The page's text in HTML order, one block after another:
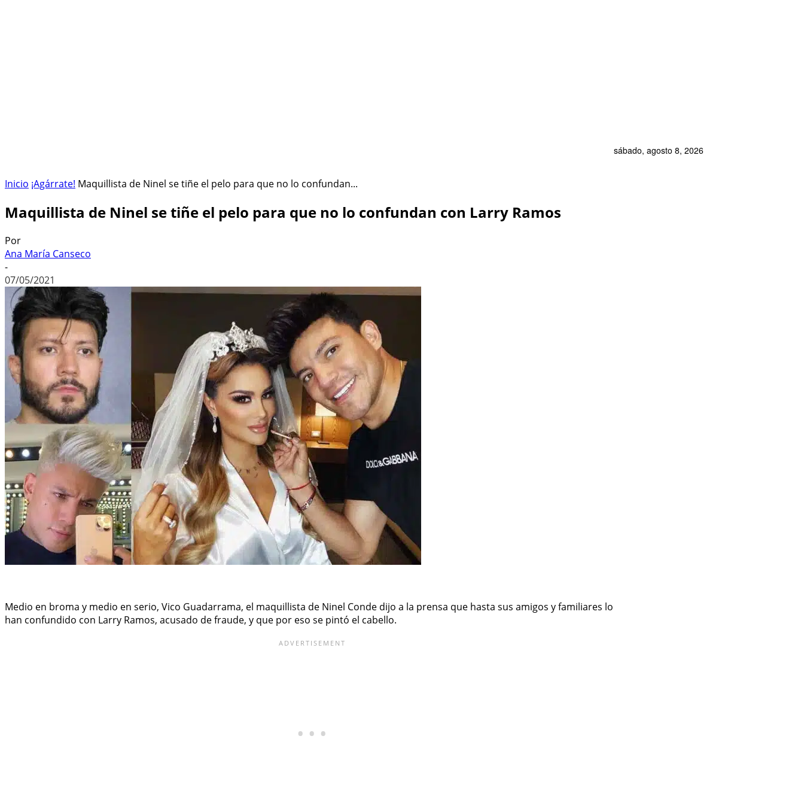
sábado, agosto 8, 2026
Inicio ¡Agárrate! Maquillista de Ninel se tiñe el pelo para que no lo confundan...
Maquillista de Ninel se tiñe el pelo para que no lo confundan con Larry Ramos
Por
Ana María Canseco
-
07/05/2021
Medio en broma y medio en serio, Vico Guadarrama, el maquillista de Ninel Conde dijo a la prensa que hasta sus amigos y familiares lo
han confundido con Larry Ramos, acusado de fraude, y que por eso se pintó el cabello.